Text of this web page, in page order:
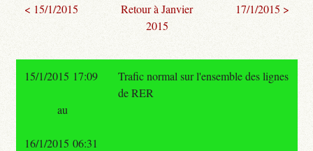
< 15/1/2015
Retour à Janvier
2015
17/1/2015 >
15/1/2015 17:09
Trafic normal sur l'ensemble des lignes
de RER
au
16/1/2015 06:31